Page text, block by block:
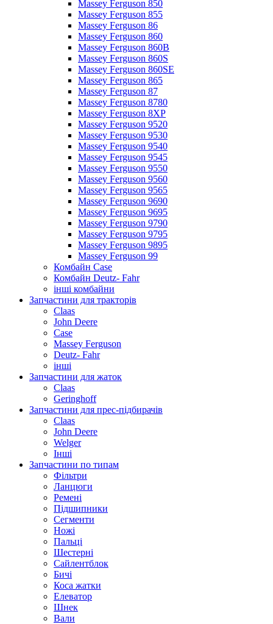
Massey Ferguson 850
Massey Ferguson 855
Massey Ferguson 86
Massey Ferguson 860
Massey Ferguson 860B
Massey Ferguson 860S
Massey Ferguson 860SE
Massey Ferguson 865
Massey Ferguson 87
Massey Ferguson 8780
Massey Ferguson 8XP
Massey Ferguson 9520
Massey Ferguson 9530
Massey Ferguson 9540
Massey Ferguson 9545
Massey Ferguson 9550
Massey Ferguson 9560
Massey Ferguson 9565
Massey Ferguson 9690
Massey Ferguson 9695
Massey Ferguson 9790
Massey Ferguson 9795
Massey Ferguson 9895
Massey Ferguson 99
Комбайн Case
Комбайн Deutz- Fahr
інші комбайни
Запчастини для тракторів
Claas
John Deere
Case
Massey Ferguson
Deutz- Fahr
інші
Запчастини для жаток
Claas
Geringhoff
Запчастини для прес-підбирачів
Claas
John Deere
Welger
Інші
Запчастини по типам
Фільтри
Ланцюги
Ремені
Підшипники
Сегменти
Ножі
Пальці
Шестерні
Сайлентблок
Бичі
Коса жатки
Елеватор
Шнек
Вали